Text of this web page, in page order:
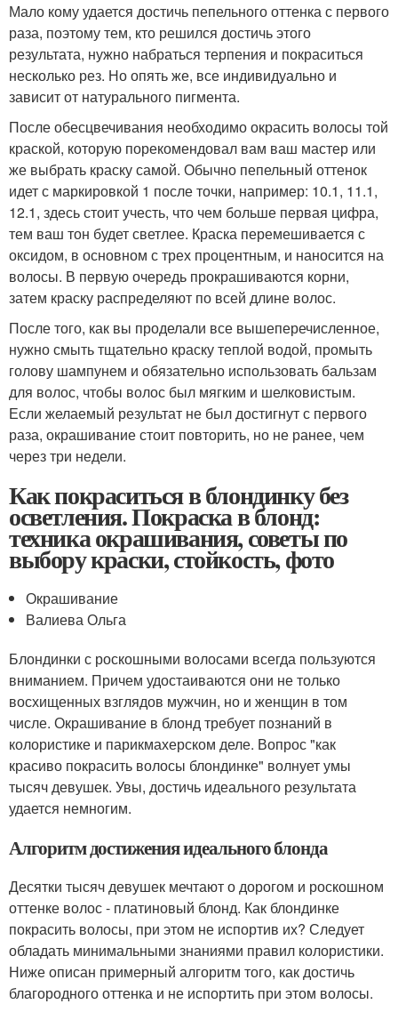
Мало кому удается достичь пепельного оттенка с первого
раза, поэтому тем, кто решился достичь этого
результата, нужно набраться терпения и покраситься
несколько рез. Но опять же, все индивидуально и
зависит от натурального пигмента.
После обесцвечивания необходимо окрасить волосы той
краской, которую порекомендовал вам ваш мастер или
же выбрать краску самой. Обычно пепельный оттенок
идет с маркировкой 1 после точки, например: 10.1, 11.1,
12.1, здесь стоит учесть, что чем больше первая цифра,
тем ваш тон будет светлее. Краска перемешивается с
оксидом, в основном с трех процентным, и наносится на
волосы. В первую очередь прокрашиваются корни,
затем краску распределяют по всей длине волос.
После того, как вы проделали все вышеперечисленное,
нужно смыть тщательно краску теплой водой, промыть
голову шампунем и обязательно использовать бальзам
для волос, чтобы волос был мягким и шелковистым.
Если желаемый результат не был достигнут с первого
раза, окрашивание стоит повторить, но не ранее, чем
через три недели.
Как покраситься в блондинку без
осветления. Покраска в блонд:
техника окрашивания, советы по
выбору краски, стойкость, фото
Окрашивание
Валиева Ольга
Блондинки с роскошными волосами всегда пользуются
вниманием. Причем удостаиваются они не только
восхищенных взглядов мужчин, но и женщин в том
числе. Окрашивание в блонд требует познаний в
колористике и парикмахерском деле. Вопрос "как
красиво покрасить волосы блондинке" волнует умы
тысяч девушек. Увы, достичь идеального результата
удается немногим.
Алгоритм достижения идеального блонда
Десятки тысяч девушек мечтают о дорогом и роскошном
оттенке волос - платиновый блонд. Как блондинке
покрасить волосы, при этом не испортив их? Следует
обладать минимальными знаниями правил колористики.
Ниже описан примерный алгоритм того, как достичь
благородного оттенка и не испортить при этом волосы.